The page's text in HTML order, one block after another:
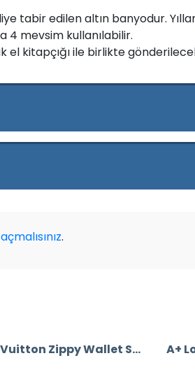
tabir edilen altın banyodur.
4 mevsim kullanılabilir.
el kitapçığı ile birlikte
.
Louis Vuitton Zippy Wallet Summer Trunk İthal Cüzdan